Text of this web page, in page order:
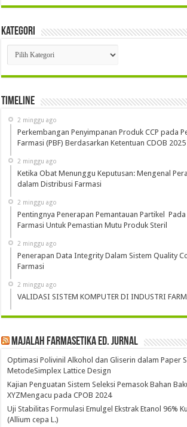
Kategori
Kategori
Timeline
2 minggu ago
Perkembangan Penyimpanan Produk CCP pada
Farmasi (PBF) Berdasarkan Ketentuan CDOB 2025
2 minggu ago
Ketika Obat Menunggu Keputusan: Mengenal
dalam Distribusi Farmasi
2 minggu ago
Pentingnya Penerapan Pemantauan Partikel
Farmasi Untuk Pemastian Mutu Produk Steril
2 minggu ago
Penerapan Data Integrity Dalam Sistem Quality
Farmasi
2 minggu ago
VALIDASI SISTEM KOMPUTER DI INDUSTRI
Majalah Farmasetika Ed. Jurnal
Optimasi Polivinil Alkohol dan Gliserin dalam Paper
MetodeSimplex Lattice Design
Kajian Penguatan Sistem Seleksi Pemasok Bahan
XYZMengacu pada CPOB 2024
Uji Stabilitas Formulasi Emulgel Ekstrak Etanol 96%
(Allium cepa L.)